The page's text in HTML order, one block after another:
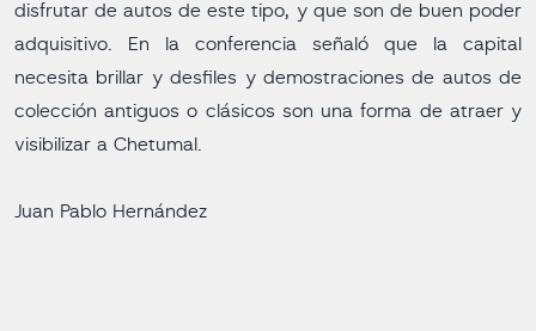
disfrutar de autos de este tipo, y que son de buen poder
adquisitivo. En la conferencia señaló que la capital
necesita brillar y desfiles y demostraciones de autos de
colección antiguos o clásicos son una forma de atraer y
visibilizar a Chetumal.
Juan Pablo Hernández